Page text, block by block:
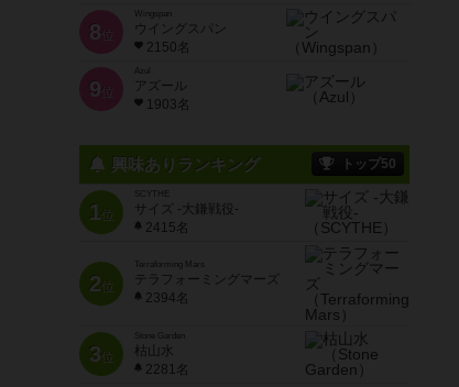
8位
Wingspan
ウイングスパン
2150名
9位
Azul
アズール
1903名
興味ありランキング トップ50
1位
SCYTHE
サイズ -大鎌戦役-
2415名
2位
Terraforming Mars
テラフォーミングマーズ
2394名
3位
Stone Garden
枯山水
2281名